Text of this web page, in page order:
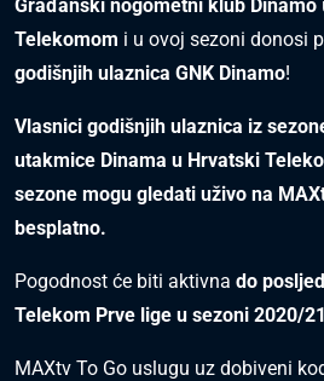
Građanski nogometni klub Dinamo
Telekomom i u ovoj sezoni donosi
godišnjih ulaznica GNK Dinamo!
Vlasnici godišnjih ulaznica iz
utakmice Dinama u Hrvatski
sezone mogu gledati uživo na
besplatno.
Pogodnost će biti aktivna do
Telekom Prve lige u sezoni 2020/
MAXtv To Go uslugu uz dobiveni